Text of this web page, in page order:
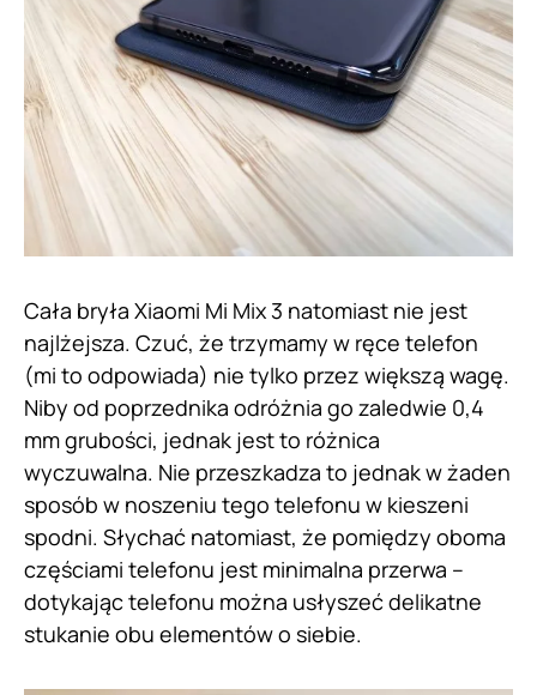
Cała bryła Xiaomi Mi Mix 3 natomiast nie jest
najlżejsza. Czuć, że trzymamy w ręce telefon
(mi to odpowiada) nie tylko przez większą wagę.
Niby od poprzednika odróżnia go zaledwie 0,4
mm grubości, jednak jest to różnica
wyczuwalna. Nie przeszkadza to jednak w żaden
sposób w noszeniu tego telefonu w kieszeni
spodni. Słychać natomiast, że pomiędzy oboma
częściami telefonu jest minimalna przerwa –
dotykając telefonu można usłyszeć delikatne
stukanie obu elementów o siebie.